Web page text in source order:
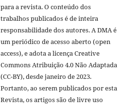
para a revista. O conteúdo dos
trabalhos publicados é de inteira
responsabilidade dos autores. A DMA é
um periódico de acesso aberto (open
access), e adota a licença Creative
Commons Atribuição 4.0 Não Adaptada
(CC-BY), desde janeiro de 2023.
Portanto, ao serem publicados por esta
Revista, os artigos são de livre uso